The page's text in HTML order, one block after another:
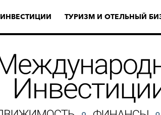
ИНВЕСТИЦИИ ТУРИЗМ И ОТЕЛЬНЫЙ